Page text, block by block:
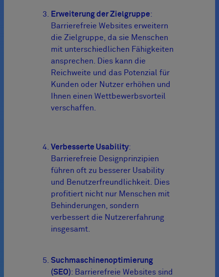
Erweiterung der Zielgruppe:
Barrierefreie Websites erweitern
die Zielgruppe, da sie Menschen
mit unterschiedlichen Fähigkeiten
ansprechen. Dies kann die
Reichweite und das Potenzial für
Kunden oder Nutzer erhöhen und
Ihnen einen Wettbewerbsvorteil
verschaffen.
Verbesserte Usability:
Barrierefreie Designprinzipien
führen oft zu besserer Usability
und Benutzerfreundlichkeit. Dies
profitiert nicht nur Menschen mit
Behinderungen, sondern
verbessert die Nutzererfahrung
insgesamt.
Suchmaschinenoptimierung
(SEO): Barrierefreie Websites sind